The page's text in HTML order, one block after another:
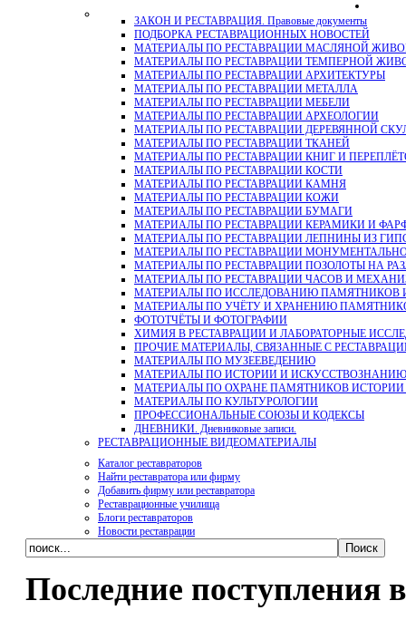
ЗАКОН И РЕСТАВРАЦИЯ. Правовые документы
ПОДБОРКА РЕСТАВРАЦИОННЫХ НОВОСТЕЙ
МАТЕРИАЛЫ ПО РЕСТАВРАЦИИ МАСЛЯНОЙ
МАТЕРИАЛЫ ПО РЕСТАВРАЦИИ ТЕМПЕРНОЙ
МАТЕРИАЛЫ ПО РЕСТАВРАЦИИ АРХИТЕКТУРЫ
МАТЕРИАЛЫ ПО РЕСТАВРАЦИИ МЕТАЛЛА
МАТЕРИАЛЫ ПО РЕСТАВРАЦИИ МЕБЕЛИ
МАТЕРИАЛЫ ПО РЕСТАВРАЦИИ АРХЕОЛОГИИ
МАТЕРИАЛЫ ПО РЕСТАВРАЦИИ ДЕРЕВЯННОЙ
МАТЕРИАЛЫ ПО РЕСТАВРАЦИИ ТКАНЕЙ
МАТЕРИАЛЫ ПО РЕСТАВРАЦИИ КНИГ И
МАТЕРИАЛЫ ПО РЕСТАВРАЦИИ КОСТИ
МАТЕРИАЛЫ ПО РЕСТАВРАЦИИ КАМНЯ
МАТЕРИАЛЫ ПО РЕСТАВРАЦИИ КОЖИ
МАТЕРИАЛЫ ПО РЕСТАВРАЦИИ БУМАГИ
МАТЕРИАЛЫ ПО РЕСТАВРАЦИИ КЕРАМИКИ И
МАТЕРИАЛЫ ПО РЕСТАВРАЦИИ ЛЕПНИНЫ ИЗ ГИПСА
МАТЕРИАЛЫ ПО РЕСТАВРАЦИИ
МАТЕРИАЛЫ ПО РЕСТАВРАЦИИ ПОЗОЛОТЫ НА
МАТЕРИАЛЫ ПО РЕСТАВРАЦИИ ЧАСОВ И
МАТЕРИАЛЫ ПО ИССЛЕДОВАНИЮ ПАМЯТНИКОВ
МАТЕРИАЛЫ ПО УЧЁТУ И ХРАНЕНИЮ
ФОТОТЧЁТЫ И ФОТОГРАФИИ
ХИМИЯ В РЕСТАВРАЦИИ И ЛАБОРАТОРНЫЕ
ПРОЧИЕ МАТЕРИАЛЫ, СВЯЗАННЫЕ С
МАТЕРИАЛЫ ПО МУЗЕЕВЕДЕНИЮ
МАТЕРИАЛЫ ПО ИСТОРИИ И ИСКУССТВОЗНАНИЮ
МАТЕРИАЛЫ ПО ОХРАНЕ ПАМЯТНИКОВ ИСТОРИИ
МАТЕРИАЛЫ ПО КУЛЬТУРОЛОГИИ
ПРОФЕССИОНАЛЬНЫЕ СОЮЗЫ И КОДЕКСЫ
ДНЕВНИКИ. Дневниковые записи.
РЕСТАВРАЦИОННЫЕ ВИДЕОМАТЕРИАЛЫ
Каталог реставраторов
Найти реставратора или фирму
Добавить фирму или реставратора
Реставрационные училища
Блоги реставраторов
Новости реставрации
Последние поступления